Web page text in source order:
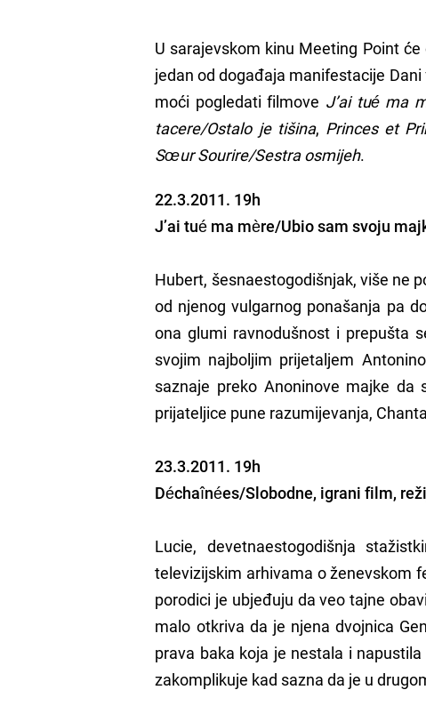
U sarajevskom kinu Meeting Point
jedan od događaja manifestacije
moći pogledati filmove J’ai tué ma
tacere/Ostalo je tišina, Princes et
Sœur Sourire/Sestra osmijeh.
22.3.2011. 19h
J’ai tué ma mère/Ubio sam svoju
Hubert, šesnaestogodišnjak, više ne
od njenog vulgarnog ponašanja pa
ona glumi ravnodušnost i prepušta
svojim najboljim prijetaljem
saznaje preko Anoninove majke
prijateljice pune razumijevanja,
23.3.2011. 19h
Déchaînées/Slobodne, igrani film,
Lucie, devetnaestogodišnja
televizijskim arhivama o ženevskom
porodici je ubjeđuju da veo tajne
malo otkriva da je njena dvojnica
prava baka koja je nestala i
zakomplikuje kad sazna da je u